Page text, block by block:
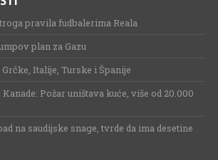
pravila fudbalerima Reala
plan za Gazu
Italije, Turske i Španije
Požar uništava kuće, više od 20.000
na saudijske snage, tvrde da ima desetine